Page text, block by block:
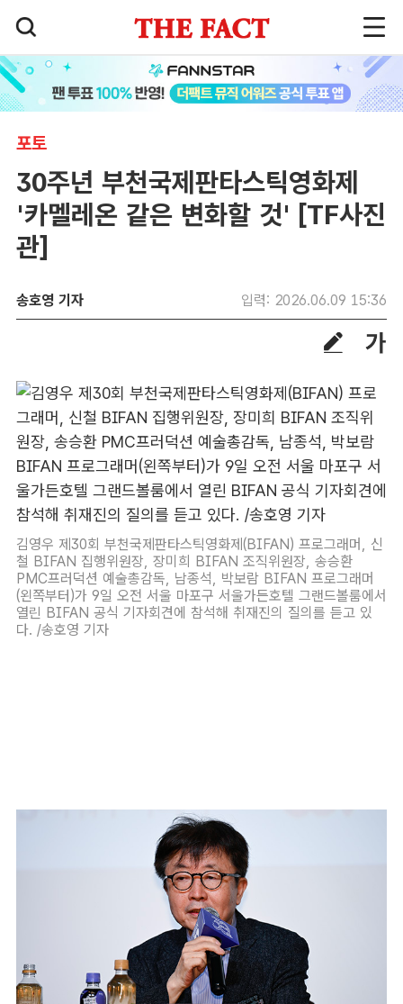
포토
30주년 부천국제판타스틱영화제
'카멜레온 같은 변화할 것' [TF사진
관]
송호영 기자 입력: 2026.06.09 15:36
김영우 제30회 부천국제판타스틱영화제(BIFAN) 프로그래머, 신
철 BIFAN 집행위원장, 장미희 BIFAN 조직위원장, 송승환
PMC프러덕션 예술총감독, 남종석, 박보람 BIFAN 프로그래머
(왼쪽부터)가 9일 오전 서울 마포구 서울가든호텔 그랜드볼룸에서
열린 BIFAN 공식 기자회견에 참석해 취재진의 질의를 듣고 있
다. /송호영 기자